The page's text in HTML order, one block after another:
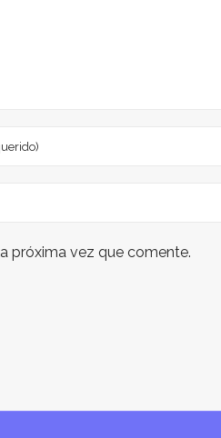
próxima vez que comente.